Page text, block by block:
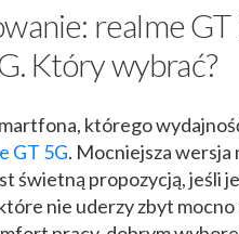
realme
Który wybrać?
którego
GT 5G. Mocniejsza wersja
świetną propozycją, jeśli
nie uderzy zbyt